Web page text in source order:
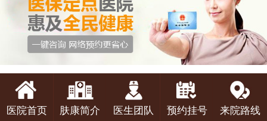
医院首页 肤康简介 医生团队 预约挂号 来院路线